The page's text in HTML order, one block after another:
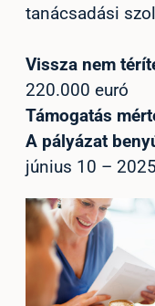
tanácsadási
Vissza nem
220.000 euró
Támogatás
A pályázat
június 10 –